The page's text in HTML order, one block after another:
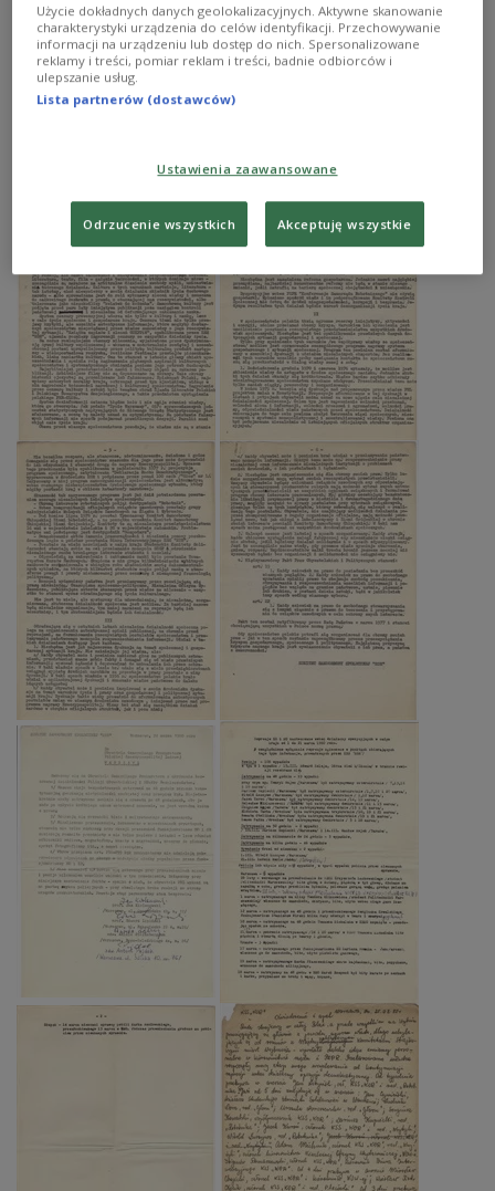
Użycie dokładnych danych geolokalizacyjnych. Aktywne skanowanie
charakterystyki urządzenia do celów identyfikacji. Przechowywanie
informacji na urządzeniu lub dostęp do nich. Spersonalizowane
reklamy i treści, pomiar reklam i treści, badnie odbiorców i
ulepszanie usług.
Lista partnerów (dostawców)
Ustawienia zaawansowane
Odrzucenie wszystkich Akceptuję wszystkie